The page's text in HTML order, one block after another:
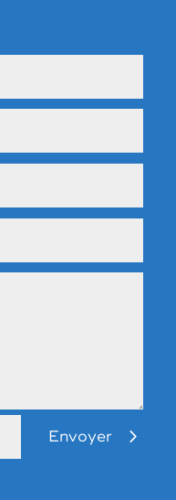
Envoyer